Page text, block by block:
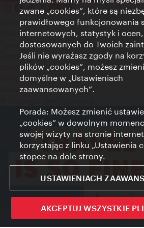
Kontakt
Credits
Zgoda na przetwarzanie danych osobowych
Terms of Use
Dostępność
Kontakt prasowy
Ustawienia cookies
zwane „cookies”, które są
prawidłowego funkcjonowania
internetowych, statystyk i
dostosowanych do Twoich
Jeśli nie wyrażasz zgody na
plików „cookies”, możesz
domyślne w „Ustawieniach
zaawansowanych”.
Porada: Możesz zmienić
„cookies” w dowolnym
swojej wizyty na stronie
korzystając z linku „Ustawienia
stopce na dole strony.
USTAWIENIACH
AKCEPTUJ WSZYSTKIE